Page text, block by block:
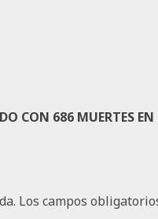
CON 686 MUERTES
Los campos